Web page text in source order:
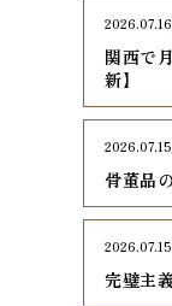
関西で
新】
2026.07.16
骨董品
2026.07.15
完璧主
2026.07.15